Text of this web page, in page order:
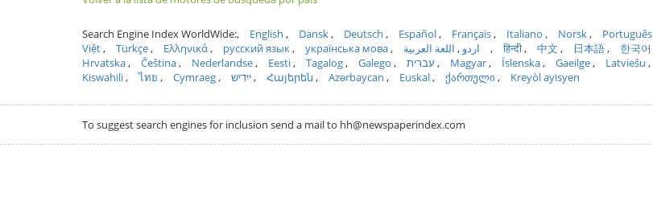
Search Engine Index WorldWide: English Dansk Deutsch Español Français Italiano Norsk Português
Việt
Türkçe Ελληνικά русский язык українська мова اردو اللغة العربية हिन्दी 中文 日本語 한국어
Hrvatska
Čeština Nederlandse Eesti Tagalog Galego עברית Magyar Íslenska Gaeilge Latviešu
Kiswahili
ไทย Cymraeg ייִדיש Հայերեն Azərbaycan Euskal ქართული Kreyòl ayisyen
To suggest search engines for inclusion send a mail to hh@newspaperindex.com